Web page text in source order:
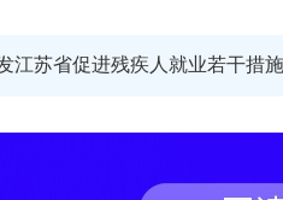
江苏省促进残疾人就业若干措